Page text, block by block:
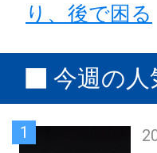
り、後で困る
今週の人
1